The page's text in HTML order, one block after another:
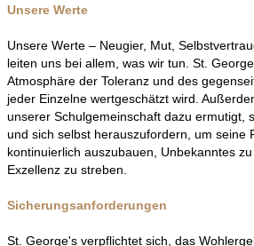
Unsere Werte
Unsere Werte – Neugier, Mut,
leiten uns bei allem, was wir tun. St.
Atmosphäre der Toleranz und des
jeder Einzelne wertgeschätzt wird.
unserer Schulgemeinschaft dazu ermutigt,
und sich selbst herauszufordern, um seine
kontinuierlich auszubauen, Unbekanntes
Exzellenz zu streben.
Sicherungsanforderungen
St. George's verpflichtet sich, das